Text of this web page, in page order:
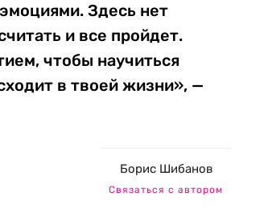
Здесь нет
и все пройдет.
чтобы научиться
в твоей жизни», —
Борис Шибанов
Связаться с автором